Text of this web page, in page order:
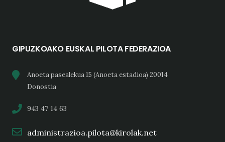
GIPUZKOAKO EUSKAL PILOTA FEDERAZIOA
Anoeta pasealekua 15 (Anoeta estadioa) 20014
Donostia
943 47 14 63
administrazioa.pilota@kirolak.net